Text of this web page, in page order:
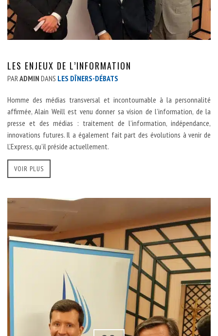
LES ENJEUX DE L’INFORMATION
PAR ADMIN DANS LES DÎNERS-DÉBATS
Homme des médias transversal et incontournable à la personnalité
affirmée, Alain Weill est venu donner sa vision de l’information, de la
presse et des médias : traitement de l’information, indépendance,
innovations futures. Il a également fait part des évolutions à venir de
L’Express, qu’il préside actuellement.
VOIR PLUS